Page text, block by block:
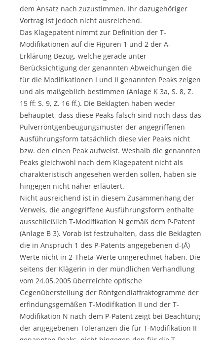
dem Ansatz nach zuzustimmen. Ihr dazugehöriger
Vortrag ist jedoch nicht ausreichend.
Das Klagepatent nimmt zur Definition der T-
Modifikationen auf die Figuren 1 und 2 der A-
Erklärung Bezug, welche gerade unter
Berücksichtigung der genannten Abweichungen die
für die Modifikationen I und II genannten Peaks zeigen
und als maßgeblich bestimmen (Anlage K 3a, S. 8, Z.
15 ff: S. 9, Z. 16 ff.). Die Beklagten haben weder
behauptet, dass diese Peaks falsch sind noch dass das
Pulverröntgenbeugungsmuster der angegriffenen
Ausführungsform tatsächlich diese vier Peaks nicht
bzw. den einen Peak aufweist. Weshalb die genannten
Peaks gleichwohl nach dem Klagepatent nicht als
charakteristisch angesehen werden sollen, haben sie
hingegen nicht näher erläutert.
Nicht ausreichend ist in diesem Zusammenhang der
Verweis, die angegriffene Ausführungsform enthalte
ausschließlich T-Modifikation N gemäß dem P-Patent
(Anlage B 3). Vorab ist festzuhalten, dass die Beklagten
die in Anspruch 1 des P-Patents angegebenen d-(Å)
Werte nicht in 2-Theta-Werte umgerechnet haben. Die
seitens der Klägerin in der mündlichen Verhandlung
vom 24.05.2005 überreichte optische
Gegenüberstellung der Röntgendiaffraktogramme der
erfindungsgemäßen T-Modifikation II und der T-
Modifikation N nach dem P-Patent zeigt bei Beachtung
der angegebenen Toleranzen die für T-Modifikation II